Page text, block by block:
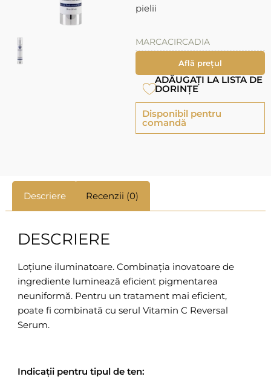
pielii
MARCACIRCADIA
Află prețul
ADĂUGAȚI LA LISTA DE
DORINȚE
Disponibil pentru
comandă
Descriere Recenzii (0)
DESCRIERE
Loțiune iluminatoare. Combinația inovatoare de
ingrediente luminează eficient pigmentarea
neuniformă. Pentru un tratament mai eficient,
poate fi combinată cu serul Vitamin C Reversal
Serum.
Indicații pentru tipul de ten: